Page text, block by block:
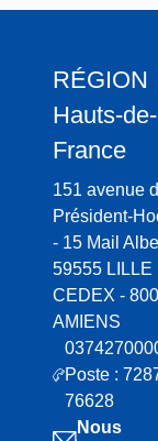
RÉGION
Hauts-de-
France
151 avenue
Président-
- 15 Mail
59555 LILLE
CEDEX -
AMIENS
Poste :
76628
Nous